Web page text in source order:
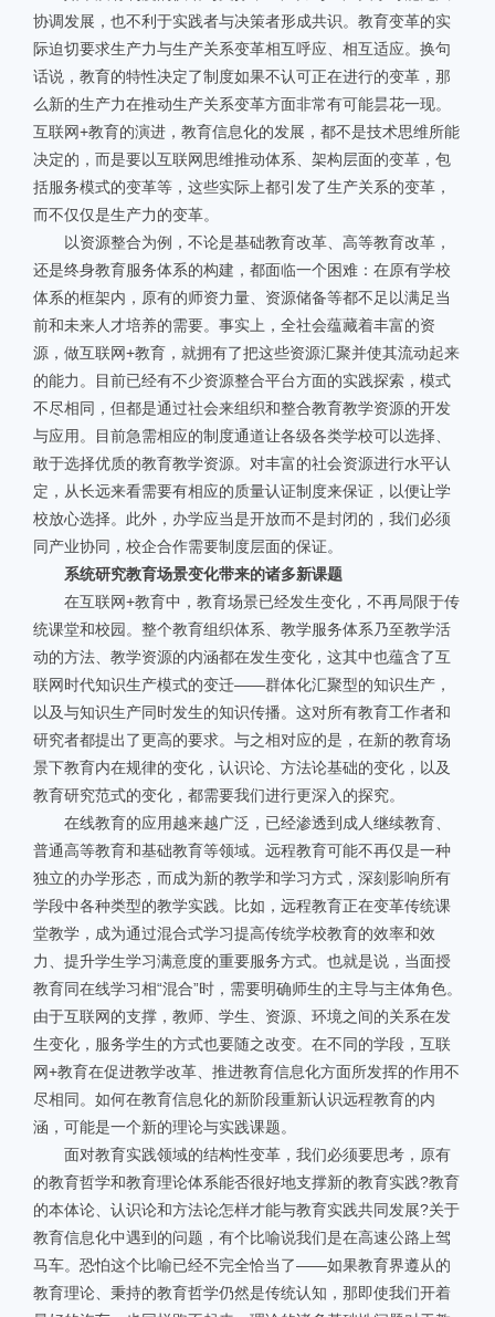
协调发展，也不利于实践者与决策者形成共识。教育变革的实
际迫切要求生产力与生产关系变革相互呼应、相互适应。换句
话说，教育的特性决定了制度如果不认可正在进行的变革，那
么新的生产力在推动生产关系变革方面非常有可能昙花一现。
互联网+教育的演进，教育信息化的发展，都不是技术思维所能
决定的，而是要以互联网思维推动体系、架构层面的变革，包
括服务模式的变革等，这些实际上都引发了生产关系的变革，
而不仅仅是生产力的变革。
以资源整合为例，不论是基础教育改革、高等教育改革，
还是终身教育服务体系的构建，都面临一个困难：在原有学校
体系的框架内，原有的师资力量、资源储备等都不足以满足当
前和未来人才培养的需要。事实上，全社会蕴藏着丰富的资
源，做互联网+教育，就拥有了把这些资源汇聚并使其流动起来
的能力。目前已经有不少资源整合平台方面的实践探索，模式
不尽相同，但都是通过社会来组织和整合教育教学资源的开发
与应用。目前急需相应的制度通道让各级各类学校可以选择、
敢于选择优质的教育教学资源。对丰富的社会资源进行水平认
定，从长远来看需要有相应的质量认证制度来保证，以便让学
校放心选择。此外，办学应当是开放而不是封闭的，我们必须
同产业协同，校企合作需要制度层面的保证。
系统研究教育场景变化带来的诸多新课题
在互联网+教育中，教育场景已经发生变化，不再局限于传
统课堂和校园。整个教育组织体系、教学服务体系乃至教学活
动的方法、教学资源的内涵都在发生变化，这其中也蕴含了互
联网时代知识生产模式的变迁——群体化汇聚型的知识生产，
以及与知识生产同时发生的知识传播。这对所有教育工作者和
研究者都提出了更高的要求。与之相对应的是，在新的教育场
景下教育内在规律的变化，认识论、方法论基础的变化，以及
教育研究范式的变化，都需要我们进行更深入的探究。
在线教育的应用越来越广泛，已经渗透到成人继续教育、
普通高等教育和基础教育等领域。远程教育可能不再仅是一种
独立的办学形态，而成为新的教学和学习方式，深刻影响所有
学段中各种类型的教学实践。比如，远程教育正在变革传统课
堂教学，成为通过混合式学习提高传统学校教育的效率和效
力、提升学生学习满意度的重要服务方式。也就是说，当面授
教育同在线学习相“混合”时，需要明确师生的主导与主体角色。
由于互联网的支撑，教师、学生、资源、环境之间的关系在发
生变化，服务学生的方式也要随之改变。在不同的学段，互联
网+教育在促进教学改革、推进教育信息化方面所发挥的作用不
尽相同。如何在教育信息化的新阶段重新认识远程教育的内
涵，可能是一个新的理论与实践课题。
面对教育实践领域的结构性变革，我们必须要思考，原有
的教育哲学和教育理论体系能否很好地支撑新的教育实践?教育
的本体论、认识论和方法论怎样才能与教育实践共同发展?关于
教育信息化中遇到的问题，有个比喻说我们是在高速公路上驾
马车。恐怕这个比喻已经不完全恰当了——如果教育界遵从的
教育理论、秉持的教育哲学仍然是传统认知，那即使我们开着